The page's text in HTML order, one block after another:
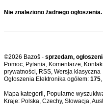
Nie znaleziono żadnego ogłoszenia.
©2026 Bazoš - sprzedam,
Pomoc, Pytania, Komentarze,
prywatności, RSS,
Ogłoszenia Elektronika ogółem: 175
Mapa kategorii, Popularne
Kraje: Polska, Czechy, Słowacja,